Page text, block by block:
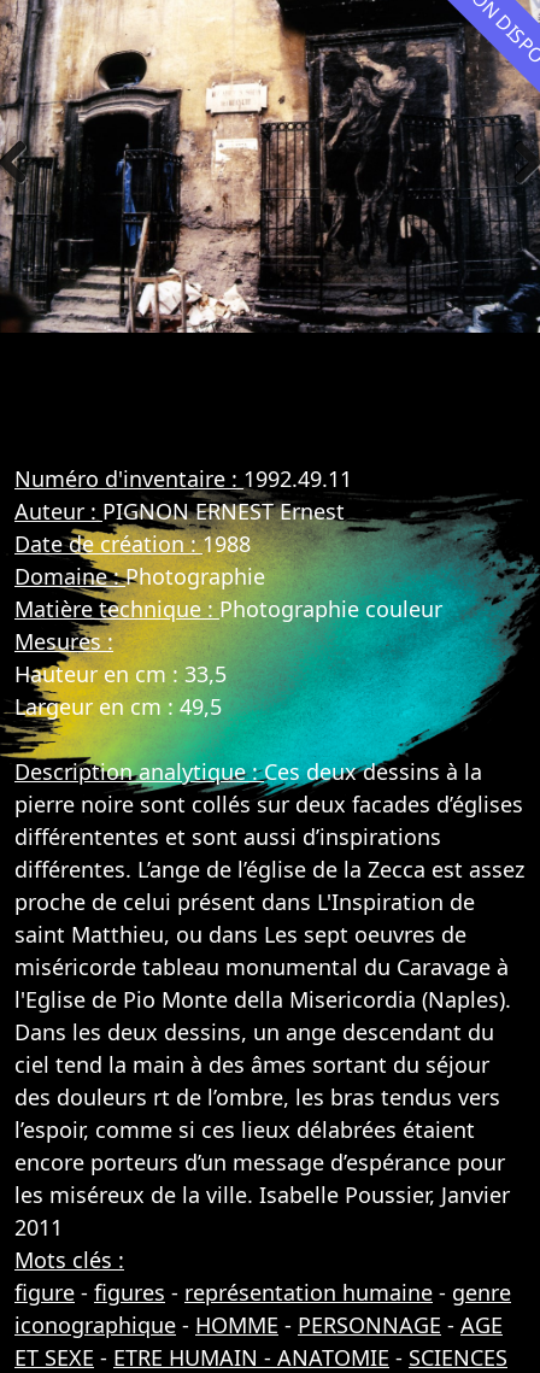
NON
Numéro d'inventaire : 1992.49.11
Auteur : PIGNON ERNEST Ernest
Date de création :1988
Domaine :Photographie
Matière technique : Photographie couleur
Mesures :
Hauteur en cm : 33,5
Largeur en cm : 49,5
Description analytique :Ces deux dessins à la
pierre noire sont collés sur deux facades d’églises
différententes et sont aussi d’inspirations
différentes. L’ange de l’église de la Zecca est assez
proche de celui présent dans L'Inspiration de
saint Matthieu, ou dans Les sept oeuvres de
miséricorde tableau monumental du Caravage à
l'Eglise de Pio Monte della Misericordia (Naples).
Dans les deux dessins, un ange descendant du
ciel tend la main à des âmes sortant du séjour
des douleurs rt de l’ombre, les bras tendus vers
l’espoir, comme si ces lieux délabrées étaient
encore porteurs d’un message d’espérance pour
les miséreux de la ville. Isabelle Poussier, Janvier
2011
Mots clés :
figure - figures - représentation humaine - genre
iconographique - HOMME - PERSONNAGE - AGE
ET SEXE - ETRE HUMAIN - ANATOMIE - SCIENCES